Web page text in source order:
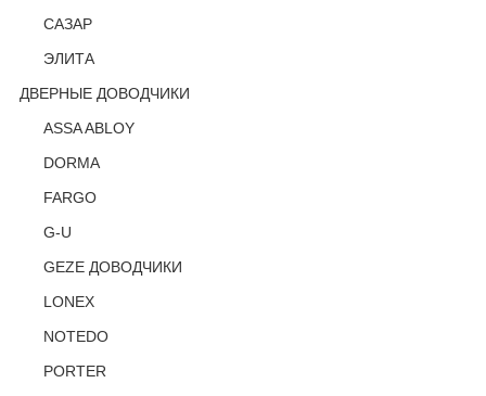
САЗАР
ЭЛИТА
ДВЕРНЫЕ ДОВОДЧИКИ
ASSA ABLOY
DORMA
FARGO
G-U
GEZE ДОВОДЧИКИ
LONEX
NOTEDO
PORTER